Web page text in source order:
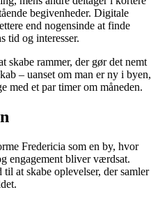
begivenheder. Digitale
end nogensinde at finde
tid og interesser.
skabe rammer, der gør det nemt
– uanset om man er ny i byen,
med et par timer om måneden.
Fredericia som en by, hvor
engagement bliver værdsat.
at skabe oplevelser, der samler